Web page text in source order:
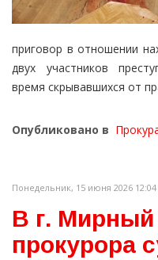
приговор в отношении
двух участников
время скрывавшихся от
Опубликовано в
Понедельник, 15 июня 2026 12:04
В г. Мирный
прокурора